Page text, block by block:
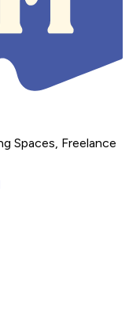
Spaces, Freelance